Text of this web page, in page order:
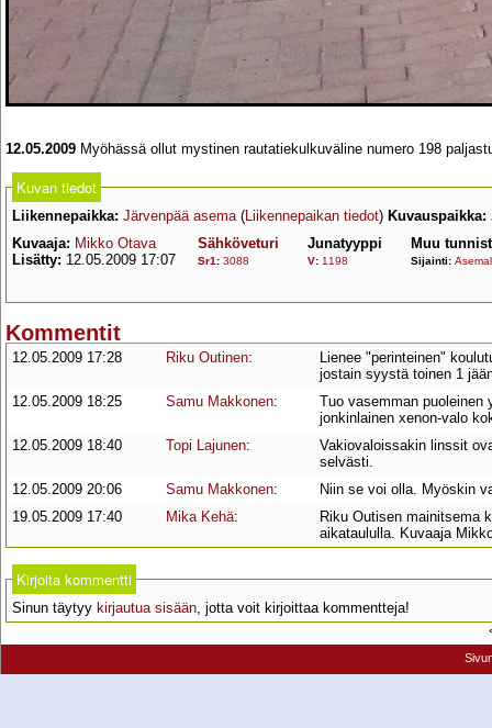
12.05.2009 Myöhässä ollut mystinen rautatiekulkuväline numero 198
Kuvan tiedot
Liikennepaikka: Järvenpää asema(Liikennepaikan tiedot) Kuvauspaikka:
Kuvaaja: Mikko Otava
Lisätty: 12.05.2009 17:07
Sähköveturi
Sr1 : 3088
Junatyyppi
V: 1198
Muu
Sijainti:
Kommentit
12.05.2009 17:28 Riku Outinen:
Lienee "perinteinen"
jostain syystä toinen 1
12.05.2009 18:25
Samu Makkonen:
Tuo vasemman
jonkinlainen xenon-valo
12.05.2009 18:40
Topi Lajunen:
Vakiovaloissakin linssit
selvästi.
12.05.2009 20:06
Samu Makkonen:
Niin se voi olla. Myöskin
19.05.2009 17:40
Mika Kehä:
Riku Outisen mainitsema
aikataululla. Kuvaaja
Kirjoita kommentti
Sinun täytyy kirjautua sisään, jotta voit kirjoittaa kommentteja!